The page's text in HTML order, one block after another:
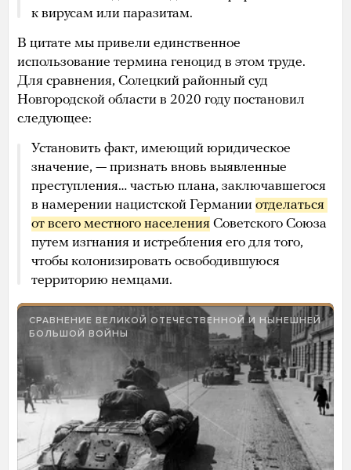
к вирусам или паразитам.
В цитате мы привели единственное
использование термина геноцид в этом труде.
Для сравнения, Солецкий районный суд
Новгородской области в 2020 году постановил
следующее:
Установить факт, имеющий юридическое
значение, — признать вновь выявленные
преступления… частью плана, заключавшегося
в намерении нацистской Германии отделаться
от всего местного населения Советского Союза
путем изгнания и истребления его для того,
чтобы колонизировать освободившуюся
территорию немцами.
СРАВНЕНИЕ ВЕЛИКОЙ ОТЕЧЕСТВЕННОЙ И НЫНЕШНЕЙ
БОЛЬШОЙ ВОЙНЫ